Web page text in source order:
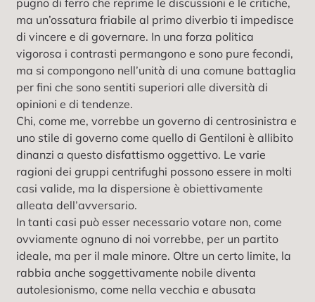
ma un’ossatura friabile al primo diverbio ti impedisce
di vincere e di governare. In una forza politica
vigorosa i contrasti permangono e sono pure fecondi,
ma si compongono nell’unità di una comune battaglia
per fini che sono sentiti superiori alle diversità di
opinioni e di tendenze.
Chi, come me, vorrebbe un governo di centrosinistra e
uno stile di governo come quello di Gentiloni è allibito
dinanzi a questo disfattismo oggettivo. Le varie
ragioni dei gruppi centrifughi possono essere in molti
casi valide, ma la dispersione è obiettivamente
alleata dell’avversario.
In tanti casi può esser necessario votare non, come
ovviamente ognuno di noi vorrebbe, per un partito
ideale, ma per il male minore. Oltre un certo limite, la
rabbia anche soggettivamente nobile diventa
autolesionismo, come nella vecchia e abusata